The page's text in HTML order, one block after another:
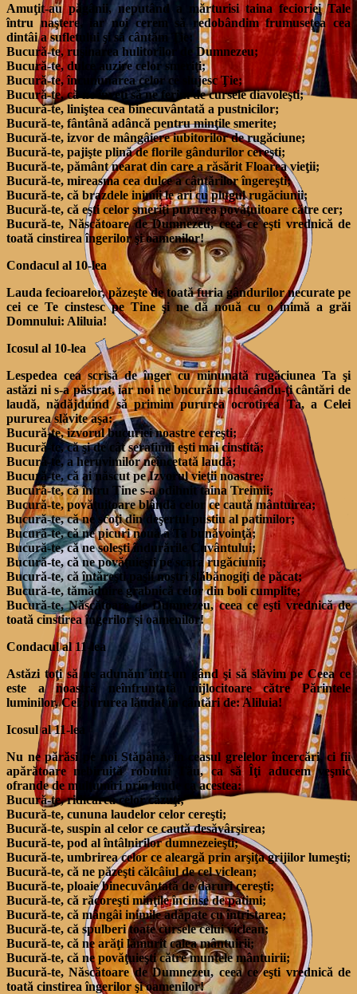
Amuţit-au păgânii, neputând a mărturisi taina fecioriei Tale
întru naştere, iar noi cerem să redobândim frumuseţea cea
dintâi a sufletului şi să cântăm Ţie:
Bucură-te, ruşinarea hulitorilor de Dumnezeu;
Bucură-te, dulce auzire celor smeriţi;
Bucură-te, încununarea celor ce slujesc Ţie;
Bucură-te, că ne înveţi să ne ferim de cursele diavoleşti;
Bucură-te, liniştea cea binecuvântată a pustnicilor;
Bucură-te, fântână adâncă pentru minţile smerite;
Bucură-te, izvor de mângâiere iubitorilor de rugăciune;
Bucură-te, pajişte plină de florile gândurilor cereşti;
Bucură-te, pământ nearat din care a răsărit Floarea vieţii;
Bucură-te, mireasma cea dulce a cântărilor îngereşti;
Bucură-te, că brazdele inimii le ari cu plugul rugăciunii;
Bucură-te, că eşti celor smeriţi pururea povăţuitoare către cer;
Bucură-te, Născătoare de Dumnezeu, ceea ce eşti vrednică de
toată cinstirea îngerilor şi oamenilor!
Condacul al 10-lea
Lauda fecioarelor, păzeşte de toată furia gândurilor necurate pe
cei ce Te cinstesc pe Tine şi ne dă nouă cu o inimă a grăi
Domnului: Aliluia!
Icosul al 10-lea
Lespedea cea scrisă de înger cu minunată rugăciunea Ta şi
astăzi ni s-a păstrat, iar noi ne bucurăm aducându-ţi cântări de
laudă, nădăjduind să primim pururea ocrotirea Ta, a Celei
pururea slăvite aşa:
Bucură-te, izvorul bucuriei noastre cereşti;
Bucură-te, că şi de cât serafimii eşti mai cinstită;
Bucură-te, a heruvimilor neîncetată laudă;
Bucură-te, că ai născut pe Izvorul vieţii noastre;
Bucură-te, că întru Tine s-a odihnit taina Treimii;
Bucură-te, povăţuitoare blândă celor ce caută mântuirea;
Bucură-te, că ne scoţi din deşertul pustiu al patimilor;
Bucură-te, că ne picuri nouă a Ta bunăvoinţă;
Bucură-te, că ne soleşti îndurările Cuvântului;
Bucură-te, că ne povăţuieşti pe scara rugăciunii;
Bucură-te, că întăreşti paşii noştri slăbănogiţi de păcat;
Bucură-te, tămăduire grabnică celor din boli cumplite;
Bucură-te, Născătoare de Dumnezeu, ceea ce eşti vrednică de
toată cinstirea îngerilor şi oamenilor!
Condacul al 11-lea
Astăzi toţi să ne adunăm într-un gând şi să slăvim pe Ceea ce
este a noastră neînfruntată mijlocitoare către Părintele
luminilor, Cel pururea lăudat în cântări de: Aliluia!
Icosul al 11-lea
Nu ne părăsi pe noi Stăpână, în ceasul grelelor încercări, ci fii
apărătoare nebiruită robului Tău, ca să Îţi aducem veşnic
ofrande de mulţumiri prin laude ca acestea:
Bucură-te, ridicarea celor căzuţi;
Bucură-te, cununa laudelor celor cereşti;
Bucură-te, suspin al celor ce caută desăvârşirea;
Bucură-te, pod al întâlnirilor dumnezeieşti;
Bucură-te, umbrirea celor ce aleargă prin arşiţa grijilor lumeşti;
Bucură-te, că ne păzeşti călcâiul de cel viclean;
Bucură-te, ploaie binecuvântată de daruri cereşti;
Bucură-te, că răcoreşti minţile încinse de patimi;
Bucură-te, că mângâi inimile adăpate cu întristarea;
Bucură-te, că spulberi toate cursele celui viclean;
Bucură-te, că ne arăţi lămurit calea mântuirii;
Bucură-te, că ne povăţuieşti către muntele mântuirii;
Bucură-te, Născătoare de Dumnezeu, ceea ce eşti vrednică de
toată cinstirea îngerilor şi oamenilor!